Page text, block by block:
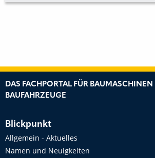
DAS FACHPORTAL FÜR BAUMASCHINEN
BAUFAHRZEUGE
Blickpunkt
Allgemein - Aktuelles
Namen und Neuigkeiten